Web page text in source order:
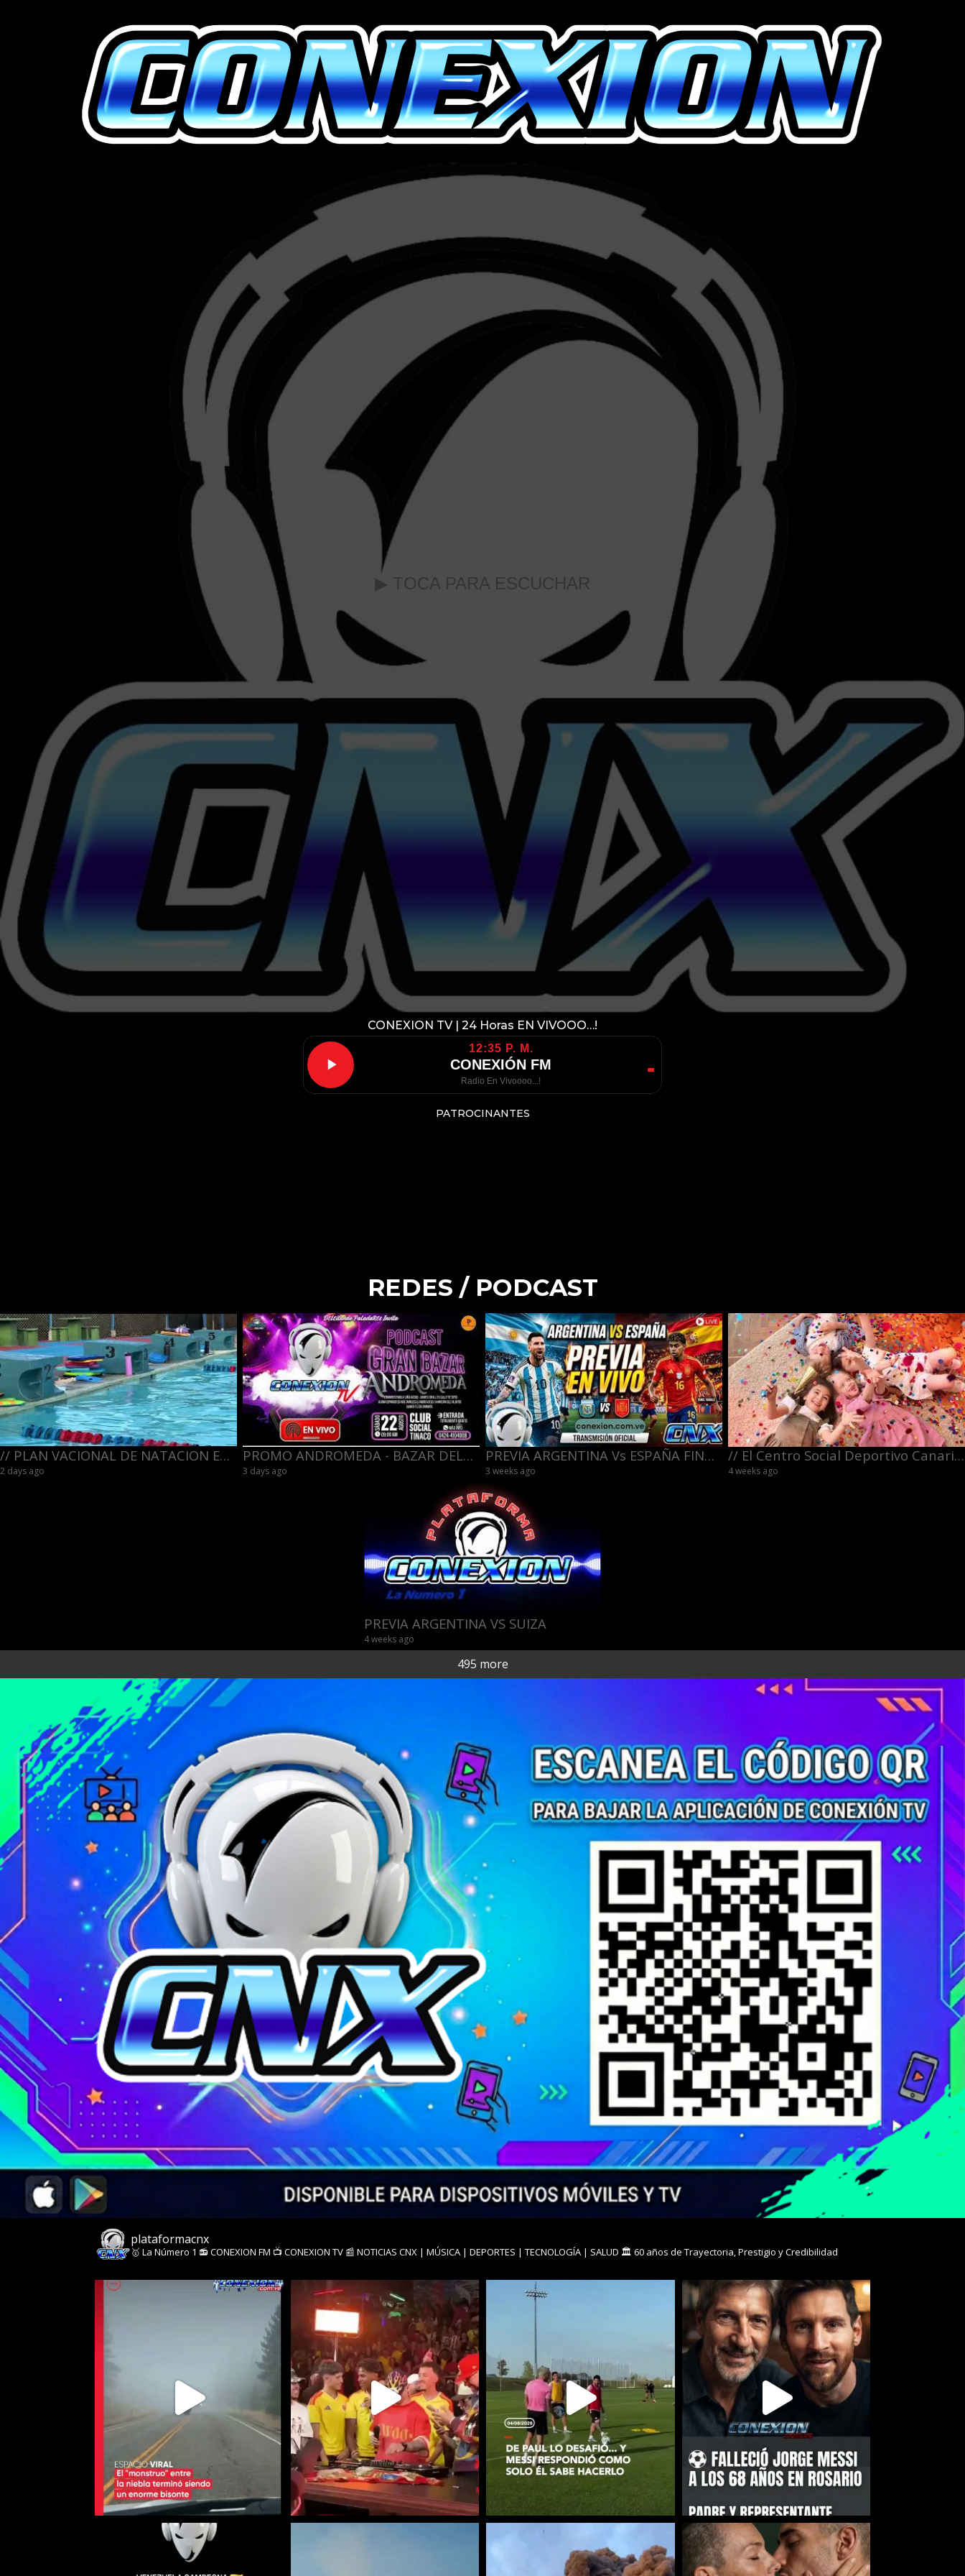
▶ TOCA PARA ESCUCHAR
CONEXION TV | 24 Horas EN VIVOOO…!
12:35 P. M.
CONEXIÓN FM
Radio En Vivoooo...!
PATROCINANTES
REDES / PODCAST
// PLAN VACIONAL DE NATACION EN EL CLUB CANARIAS. MIRA EL VIDEO.
2 days ago
PROMO ANDROMEDA - BAZAR DELEITANDO PALADARES -- 22/08/26
3 days ago
PREVIA ARGENTINA Vs ESPAÑA FINAL MUNDIAL 2026
3 weeks ago
// El Centro Social Deportivo Canario Venezolano se viste de fiesta para celebrar el Día del Niño
4 weeks ago
PREVIA ARGENTINA VS SUIZA
4 weeks ago
495 more
plataformacnx
​🥇 La Número 1 📻 CONEXION FM 📺 CONEXION TV 📰 NOTICIAS CNX | MÚSICA | DEPORTES | TECNOLOGÍA | SALUD 🏛️ 60 años de Trayectoria, Prestigio y Credibilidad